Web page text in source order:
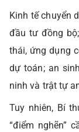
Kinh tế chuyển
đầu tư đồng
thái, ứng dụng
dự toán; an
ninh và trật tự
Tuy nhiên, Bí
“điểm nghẽn”